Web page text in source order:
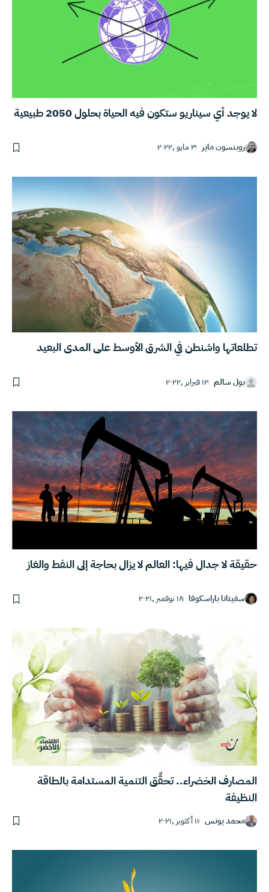
لا يوجد أي سيناريو ستكون فيه الحياة بحلول 2050 طبيعية
روبنسون ماير ٣ مايو ,٢٠٢٢
تطلعاتها واشنطن في الشرق الأوسط على المدى البعيد
بول سالم ١٢ فبراير ,٢٠٢٢
حقيقة لا جدال فيها: العالم لا يزال بحاجة إلى النفط والغاز
سفيتانا باراسكوفا ١٨ نوفمبر ,٢٠٢١
المصارف الخضراء.. تحقِّق التنمية المستدامة بالطاقة
النظيفة
محمد يونس ١١ أكتوبر ,٢٠٢١